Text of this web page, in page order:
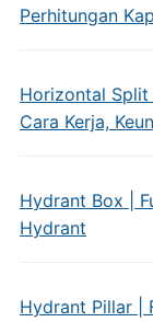
Perhitungan
Horizontal Split
Cara Kerja,
Hydrant Box |
Hydrant
Hydrant Pillar |